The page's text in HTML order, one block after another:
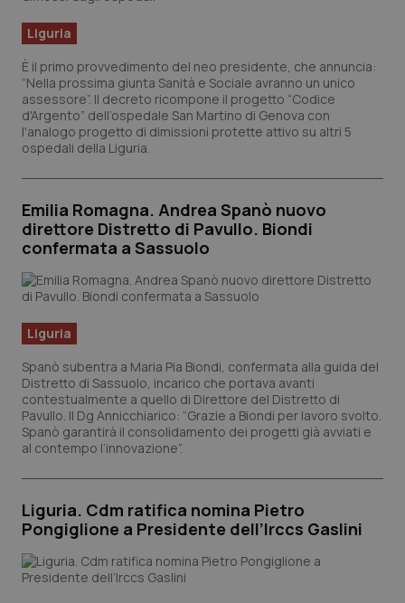
Liguria
È il primo provvedimento del neo presidente, che annuncia:
“Nella prossima giunta Sanità e Sociale avranno un unico
assessore”. Il decreto ricompone il progetto “Codice
d'Argento” dell’ospedale San Martino di Genova con
l'analogo progetto di dimissioni protette attivo su altri 5
ospedali della Liguria.
Emilia Romagna. Andrea Spanò nuovo
direttore Distretto di Pavullo. Biondi
confermata a Sassuolo
Liguria
Spanò subentra a Maria Pia Biondi, confermata alla guida del
Distretto di Sassuolo, incarico che portava avanti
contestualmente a quello di Direttore del Distretto di
Pavullo. Il Dg Annicchiarico: “Grazie a Biondi per lavoro svolto.
Spanò garantirà il consolidamento dei progetti già avviati e
al contempo l’innovazione”.
Liguria. Cdm ratifica nomina Pietro
Pongiglione a Presidente dell’Irccs Gaslini